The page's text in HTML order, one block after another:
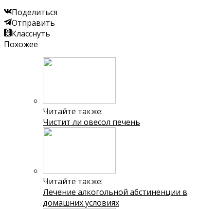
Поделиться
Отправить
Класснуть
Похожее
Читайте также:
Чистит ли овесол печень
Читайте также:
Лечение алкогольной абстиненции в
домашних условиях